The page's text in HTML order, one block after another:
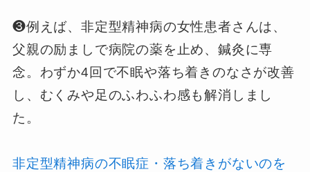
❸例えば、非定型精神病の女性患者さんは、
父親の励ましで病院の薬を止め、鍼灸に専
念。わずか4回で不眠や落ち着きのなさが改善
し、むくみや足のふわふわ感も解消しまし
た。
非定型精神病の不眠症・落ち着きがないのを